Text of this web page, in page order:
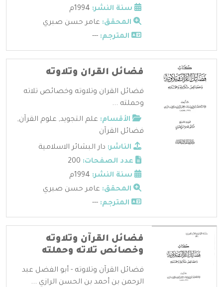
سنة النشر:
المحقق: عامر حسن صبري
المترجم: ---
فضائل القران وتلاوته
فضائل القران وتلاوته وخصائص تلاته
وحملته ...
الأقسام: علم التجويد, علوم القرآن,
فضائل القرآن
الناشر: دار البشائر الاسلامية
عدد الصفحات:
سنة النشر:
المحقق: عامر حسن صبري
المترجم: ---
فضائل القرآن وتلاوته
وخصائص تلاته وحملته
فضائل القرآن وتلاوته - أبو الفضل عبد
الرحمن بن أحمد بن الحسن الرازي ...